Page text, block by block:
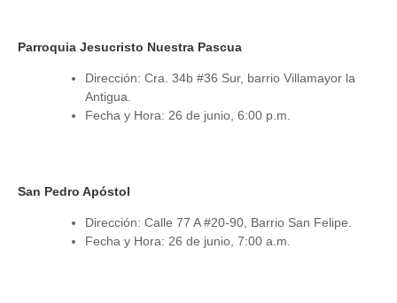
Parroquia Jesucristo Nuestra Pascua
Dirección: Cra. 34b #36 Sur, barrio Villamayor la
Antigua.
Fecha y Hora: 26 de junio, 6:00 p.m.
San Pedro Apóstol
Dirección: Calle 77 A #20-90, Barrio San Felipe.
Fecha y Hora: 26 de junio, 7:00 a.m.